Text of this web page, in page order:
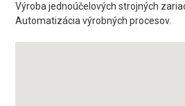
Výroba jednoúčelových strojných
Automatizácia výrobných procesov.